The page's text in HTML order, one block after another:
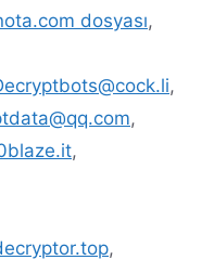
dosyası,
,
,
,
,